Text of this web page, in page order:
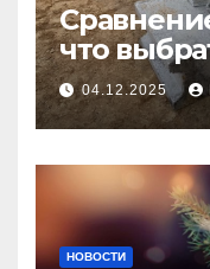
что
покрытия
04.12.2025
НОВОСТИ